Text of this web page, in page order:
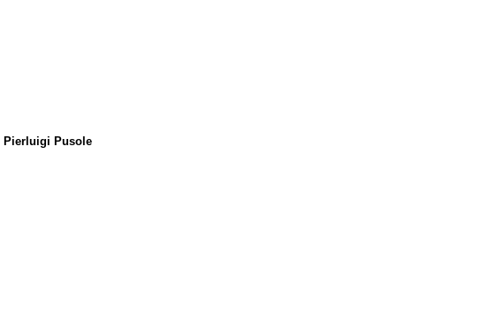
Pierluigi Pusole